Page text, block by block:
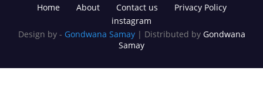
Home About Contact us
Privacy Policy
instagram
Design by - Gondwana Samay | Distributed by Gondwana
Samay